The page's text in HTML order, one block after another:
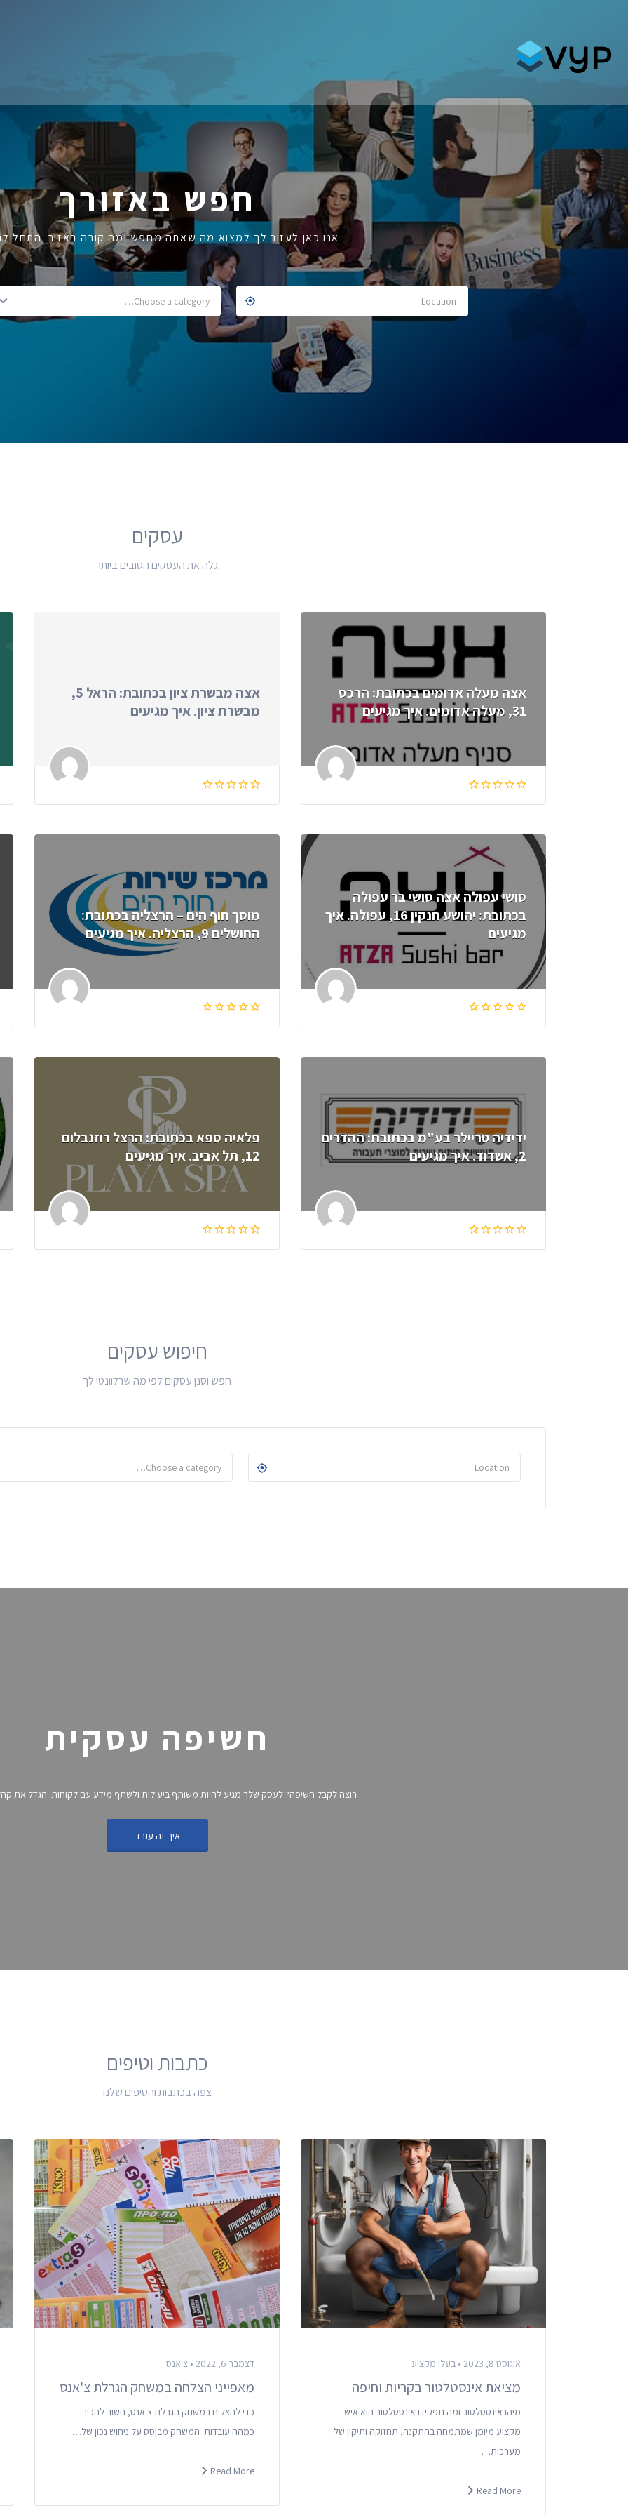
חפש באזורך
אנו כאן לעזור לך למצוא מה שאתה מחפש ומה קורה באזור. התחל
Choose a category…
עסקים
גלה את העסקים הטובים ביותר
אצה מעלה אדומים בכתובת: הרכס
31, מעלה אדומים. איך מגיעים
אצה מבשרת ציון בכתובת: הראל 5,
מבשרת ציון. איך מגיעים
סושי עפולה אצה סושי בר עפולה
בכתובת: יהושע חנקין 16, עפולה. איך
מגיעים
מוסך חוף הים – הרצליה בכתובת:
החושלים 9, הרצליה. איך מגיעים
ידידיה טריילר בע"מ בכתובת: ההדרים
2, אשדוד. איך מגיעים
פלאיה ספא בכתובת: הרצל רוזנבלום
12, תל אביב. איך מגיעים
חיפוש עסקים
חפש וסנן עסקים לפי מה שרלוונטי לך
Choose a category…
חשיפה עסקית
רוצה לקבל חשיפה? לעסק שלך מגיע להיות משותף ביעילות ולשתף מידע עם לקוחות. הגדל את
איך זה עובד
כתבות וטיפים
צפה בכתבות והטיפים שלנו
אוגוסט 8, 2023 • בעלי מקצוע
מציאת אינסטלטור בקריות וחיפה
מיהו אינסטלטור ומה תפקידו אינסטלטור הוא איש
מקצוע מיומן שמתמחה בהתקנה, תחזוקה ותיקון של
מערכות…
Read More
דצמבר 6, 2022 • צ'אנס
מאפייני הצלחה במשחק הגרלת צ'אנס
כדי להצליח במשחק הגרלת צ'אנס, חשוב להכיר
כמהה עובדות. המשחק מבוסס על ניחוש נכון של…
Read More